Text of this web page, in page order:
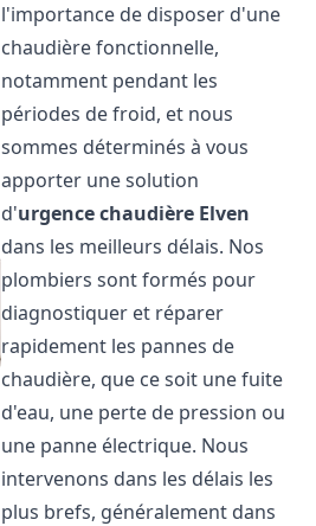
l'importance de disposer d'une
chaudière fonctionnelle,
notamment pendant les
périodes de froid, et nous
sommes déterminés à vous
apporter une solution
d'urgence chaudière Elven
dans les meilleurs délais. Nos
plombiers sont formés pour
diagnostiquer et réparer
rapidement les pannes de
chaudière, que ce soit une fuite
d'eau, une perte de pression ou
une panne électrique. Nous
intervenons dans les délais les
plus brefs, généralement dans